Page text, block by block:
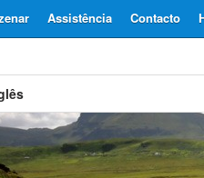
Contacto
Assistência